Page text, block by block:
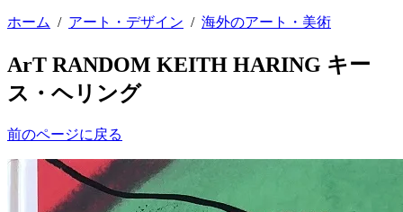
ホーム / アート・デザイン / 海外のアート・美術
ArT RANDOM KEITH HARING キー
ス・ヘリング
前のページに戻る